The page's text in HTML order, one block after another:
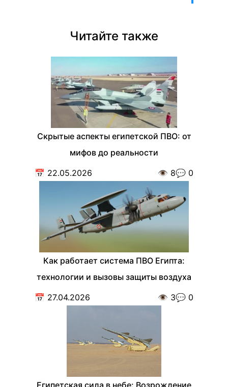
Читайте также
Скрытые аспекты египетской ПВО: от
мифов до реальности
📅 22.05.2026 👁️ 8💬 0
Как работает система ПВО Египта:
технологии и вызовы защиты воздуха
📅 27.04.2026 👁️ 3💬 0
Египетская сила в небе: Возрождение